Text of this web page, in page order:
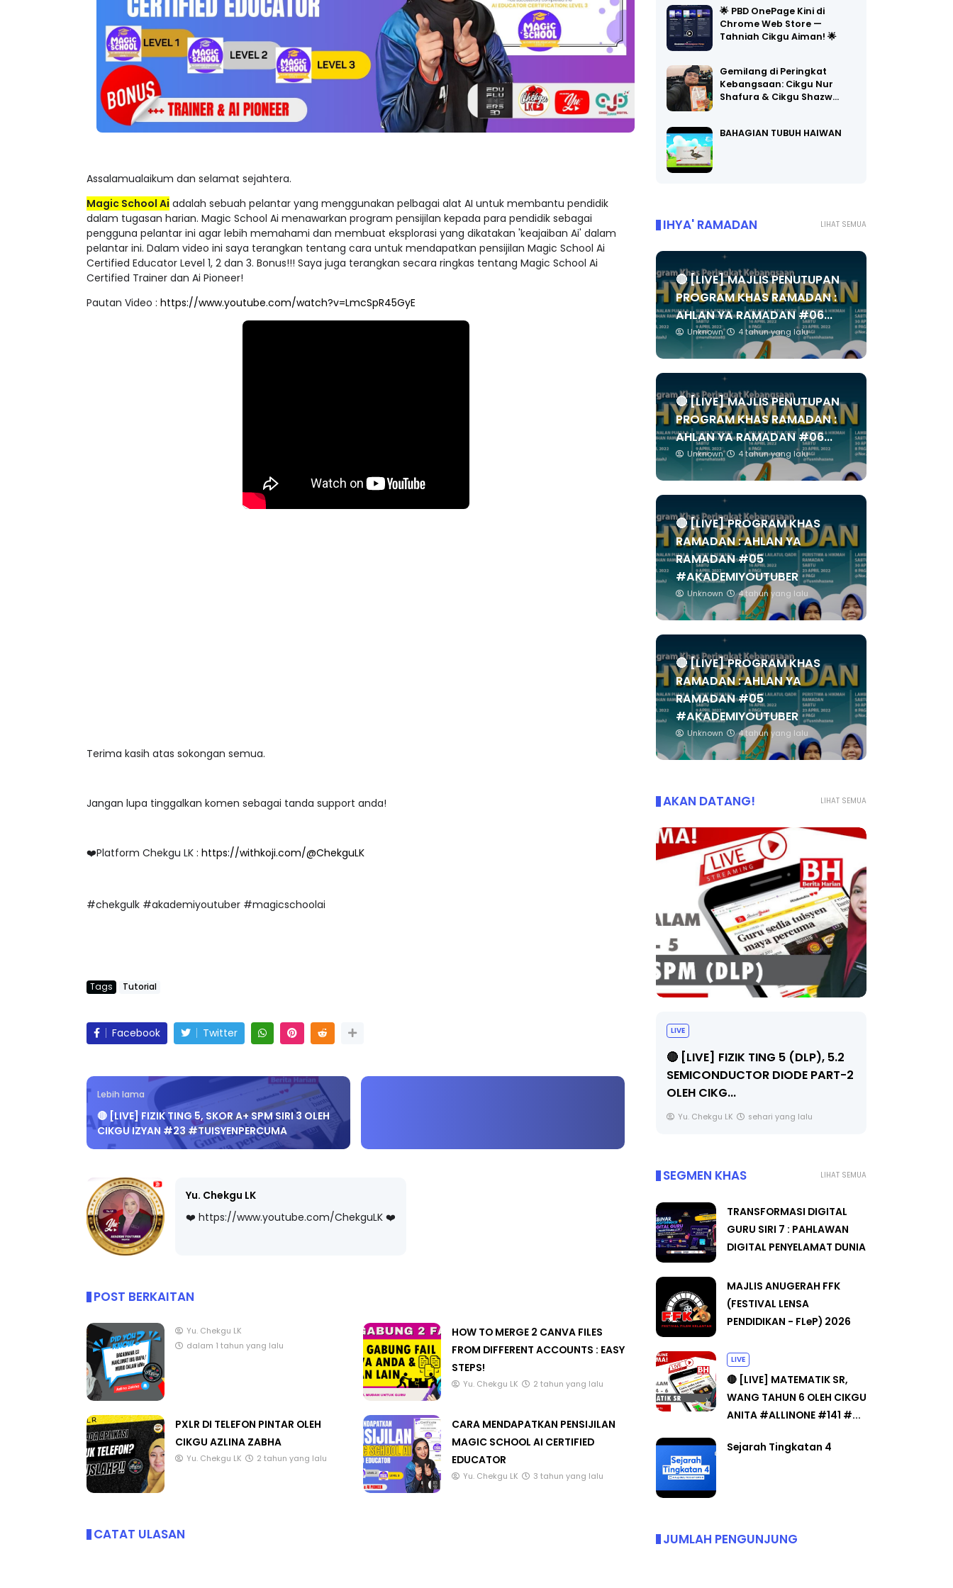
Assalamualaikum dan selamat sejahtera.
Magic School Ai adalah sebuah pelantar yang menggunakan pelbagai alat AI untuk membantu pendidik
dalam tugasan harian. Magic School Ai menawarkan program pensijilan kepada para pendidik sebagai
pengguna pelantar ini agar lebih memahami dan membuat eksplorasi yang dikatakan 'keajaiban Ai' dalam
pelantar ini. Dalam video ini saya terangkan tentang cara untuk mendapatkan pensijilan Magic School Ai
Certified Educator Level 1, 2 dan 3. Bonus!!! Saya juga terangkan secara ringkas tentang Magic School Ai
Certified Trainer dan Ai Pioneer!
Pautan Video : https://www.youtube.com/watch?v=LmcSpR45GyE
Terima kasih atas sokongan semua.
Jangan lupa tinggalkan komen sebagai tanda support anda!
❤️Platform Chekgu LK : https://withkoji.com/@ChekguLK
#chekgulk #akademiyoutuber #magicschoolai
Tags Tutorial
Facebook Twitter
Lebih lama
🔴 [LIVE] FIZIK TING 5, SKOR A+ SPM SIRI 3 OLEH
CIKGU IZYAN #23 #TUISYENPERCUMA
Yu. Chekgu LK
❤️ https://www.youtube.com/ChekguLK ❤️
POST BERKAITAN
Yu. Chekgu LK
dalam 1 tahun yang lalu
HOW TO MERGE 2 CANVA FILES
FROM DIFFERENT ACCOUNTS : EASY
STEPS!
Yu. Chekgu LK 2 tahun yang lalu
PXLR DI TELEFON PINTAR OLEH
CIKGU AZLINA ZABHA
Yu. Chekgu LK 2 tahun yang lalu
CARA MENDAPATKAN PENSIJILAN
MAGIC SCHOOL AI CERTIFIED
EDUCATOR
Yu. Chekgu LK 3 tahun yang lalu
CATAT ULASAN
🌟 PBD OnePage Kini di
Chrome Web Store —
Tahniah Cikgu Aiman! 🌟
Gemilang di Peringkat
Kebangsaan: Cikgu Nur
Shafura & Cikgu Shazw…
BAHAGIAN TUBUH HAIWAN
LIHAT SEMUA
IHYA' RAMADAN
🔴 [LIVE] MAJLIS PENUTUPAN
PROGRAM KHAS RAMADAN :
AHLAN YA RAMADAN #06...
Unknown 4 tahun yang lalu
🔴 [LIVE] MAJLIS PENUTUPAN
PROGRAM KHAS RAMADAN :
AHLAN YA RAMADAN #06...
Unknown 4 tahun yang lalu
🔴 [LIVE] PROGRAM KHAS
RAMADAN : AHLAN YA
RAMADAN #05
#AKADEMIYOUTUBER
Unknown 4 tahun yang lalu
🔴 [LIVE] PROGRAM KHAS
RAMADAN : AHLAN YA
RAMADAN #05
#AKADEMIYOUTUBER
Unknown 4 tahun yang lalu
LIHAT SEMUA
AKAN DATANG!
ANUGERAH FFK
7 hari yang lalu
LIVE
TAHUN 6 OLEH CIKGU ANITA
#ALLINONE #141 #...
Yu. Chekgu LK 9 hari yang lalu
SEMICONDUCTOR DIODE PART-2
LIVE
🔴 [LIVE] PRINSIP PERAKAUNAN,
PECUT SKOR SOALAN 1 TRIAL
OLEH CIKGU WAN...
Yu. Chekgu LK sehari yang lalu
LIHAT SEMUA
SEGMEN KHAS
TRANSFORMASI DIGITAL
GURU SIRI 7 : PAHLAWAN
DIGITAL PENYELAMAT DUNIA
MAJLIS ANUGERAH FFK
(FESTIVAL LENSA
PENDIDIKAN - FLeP) 2026
LIVE
🔴 [LIVE] MATEMATIK SR,
WANG TAHUN 6 OLEH CIKGU
ANITA #ALLINONE #141 #...
Sejarah Tingkatan 4
JUMLAH PENGUNJUNG